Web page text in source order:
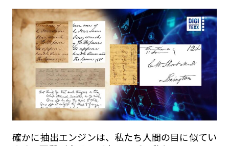
確かに抽出エンジンは、私たち人間の目に似てい